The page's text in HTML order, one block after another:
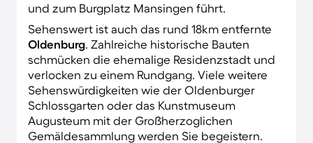
und zum Burgplatz Mansingen führt.
Sehenswert ist auch das rund 18km entfernte
Oldenburg. Zahlreiche historische Bauten
schmücken die ehemalige Residenzstadt und
verlocken zu einem Rundgang. Viele weitere
Sehenswürdigkeiten wie der Oldenburger
Schlossgarten oder das Kunstmuseum
Augusteum mit der Großherzoglichen
Gemäldesammlung werden Sie begeistern.